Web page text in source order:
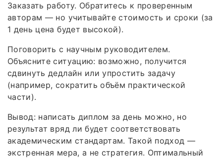
Заказать работу. Обратитесь к проверенным
авторам — но учитывайте стоимость и сроки (за
1 день цена будет высокой).
Поговорить с научным руководителем.
Объясните ситуацию: возможно, получится
сдвинуть дедлайн или упростить задачу
(например, сократить объём практической
части).
Вывод: написать диплом за день можно, но
результат вряд ли будет соответствовать
академическим стандартам. Такой подход —
экстренная мера, а не стратегия. Оптимальный